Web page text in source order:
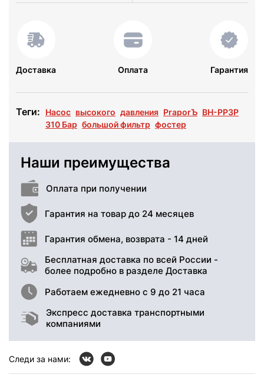
Доставка Оплата Гарантия
Теги: Насос высокого давления PraporЪ BH-PP3P
310 Бар большой фильтр фостер
Наши преимущества
Оплата при получении
Гарантия на товар до 24 месяцев
Гарантия обмена, возврата - 14 дней
Бесплатная доставка по всей России -
более подробно в разделе Доставка
Работаем ежедневно с 9 до 21 часа
Экспресс доставка транспортными
компаниями
Следи за нами: